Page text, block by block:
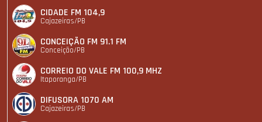
CIDADE FM 104,9
Cajazeiras/PB
CONCEIÇÃO FM 91.1 FM
Conceição/PB
CORREIO DO VALE FM 100,9 MHZ
Itaporanga/PB
DIFUSORA 1070 AM
Cajazeiras/PB